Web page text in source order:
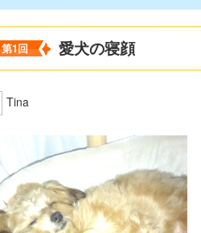
第1回 愛犬の寝顔
Tina